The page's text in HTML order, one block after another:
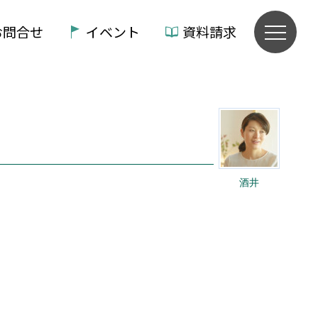
問合せ イベント 資料請求
酒井